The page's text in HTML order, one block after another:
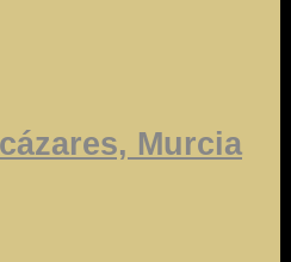
Murcia